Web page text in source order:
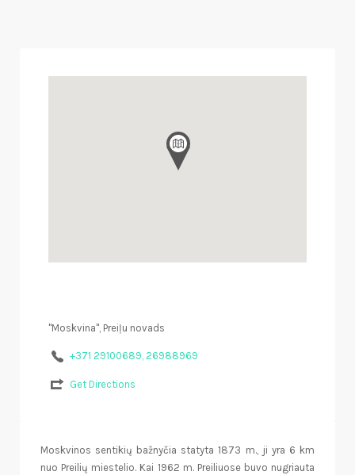
"Moskvina", Preiļu novads
+371 29100689, 26988969
Get Directions
Moskvinos sentikių bažnyčia statyta 1873 m., ji yra 6 km
nuo Preilių miestelio. Kai 1962 m. Preiliuose buvo nugriauta